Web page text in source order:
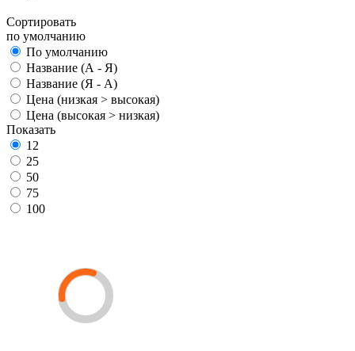
Сортировать
по умолчанию
По умолчанию
Название (А - Я)
Название (Я - А)
Цена (низкая > высокая)
Цена (высокая > низкая)
Показать
12
25
50
75
100